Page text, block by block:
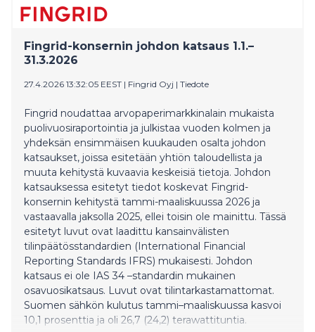
miljardia euroa.
Fingrid-konsernin johdon katsaus 1.1.–
31.3.2026
27.4.2026 13:32:05 EEST | Fingrid Oyj | Tiedote
Fingrid noudattaa arvopaperimarkkinalain mukaista
puolivuosiraportointia ja julkistaa vuoden kolmen ja
yhdeksän ensimmäisen kuukauden osalta johdon
katsaukset, joissa esitetään yhtiön taloudellista ja
muuta kehitystä kuvaavia keskeisiä tietoja. Johdon
katsauksessa esitetyt tiedot koskevat Fingrid-
konsernin kehitystä tammi-maaliskuussa 2026 ja
vastaavalla jaksolla 2025, ellei toisin ole mainittu. Tässä
esitetyt luvut ovat laadittu kansainvälisten
tilinpäätösstandardien (International Financial
Reporting Standards IFRS) mukaisesti. Johdon
katsaus ei ole IAS 34 –standardin mukainen
osavuosikatsaus. Luvut ovat tilintarkastamattomat.
Suomen sähkön kulutus tammi–maaliskuussa kasvoi
10,1 prosenttia ja oli 26,7 (24,2) terawattituntia.